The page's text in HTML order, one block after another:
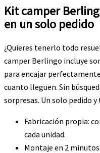
Kit camper
en un solo pedido
¿Quieres tenerlo todo
camper Berlingo incluye
para encajar
cuanto lleguen. Sin
sorpresas. Un solo pedido
Fabricación propia:
cada unidad.
Montaje en 2